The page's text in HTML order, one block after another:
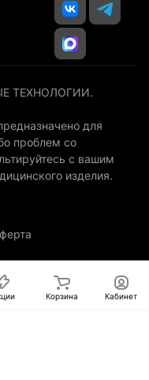
ТЕХНОЛОГИИ.
для
проблем со
с вашим
изделия.
Корзина Кабинет